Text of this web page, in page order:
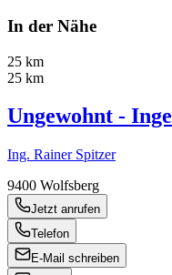
In der Nähe
25 km
25 km
Ungewohnt -
Ing. Rainer Spitzer
9400 Wolfsberg
Jetzt anrufen
Telefon
E-Mail schreiben